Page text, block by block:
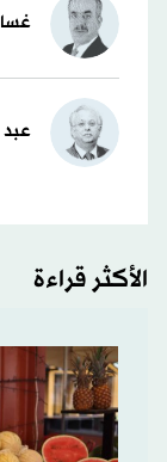
عبد
الأكثر قراءة